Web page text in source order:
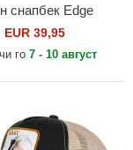
снапбек Edge
Farm от Goorin
EUR 39,95
го 7 - 10 август